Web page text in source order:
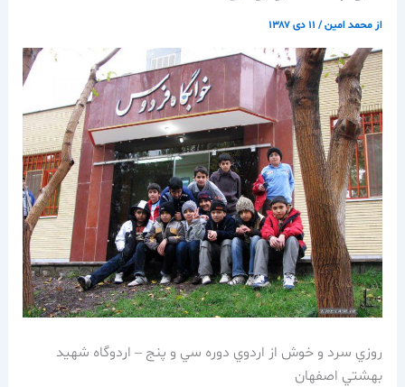
از محمد امین/ ۱۱ دی ۱۳۸۷
روزي سرد و خوش از اردوي دوره سي و پنج – اردوگاه شهيد
بهشتي اصفهان